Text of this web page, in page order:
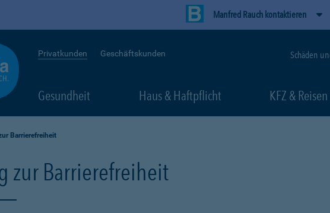
Manfred Rauch kontaktieren
Privatkunden Geschäftskunden Schäden
Gesundheit Haus & Haftpflicht KFZ & Reisen
Barrierefreiheit
zur Barrierefreiheit